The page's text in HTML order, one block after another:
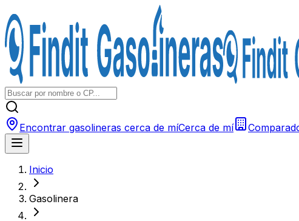
Encontrar gasolineras cerca de míCerca de mí
Inicio
Gasolinera